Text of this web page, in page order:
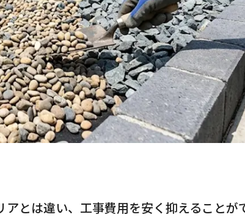
とは違い、工事費用を安く抑えることが